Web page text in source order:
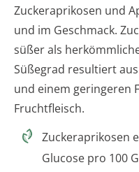
Zuckeraprikosen und
und im Geschmack.
süßer als
Süßegrad resultiert
und einem geringeren
Fruchtfleisch.
Zuckeraprikosen
Glucose pro 100